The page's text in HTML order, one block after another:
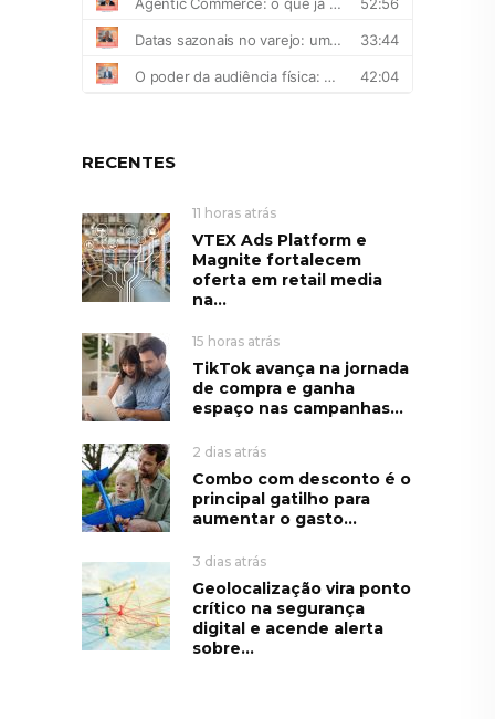
RECENTES
11 horas atrás
VTEX Ads Platform e
Magnite fortalecem
oferta em retail media
na...
15 horas atrás
TikTok avança na jornada
de compra e ganha
espaço nas campanhas...
2 dias atrás
Combo com desconto é o
principal gatilho para
aumentar o gasto...
3 dias atrás
Geolocalização vira ponto
crítico na segurança
digital e acende alerta
sobre...